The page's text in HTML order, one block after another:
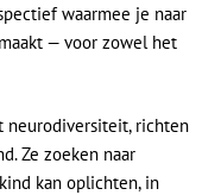
waarmee je naar
— voor zowel het
neurodiversiteit, richten
Ze zoeken naar
kan oplichten, in